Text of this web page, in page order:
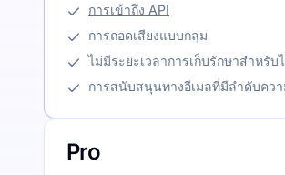
การเข้าถึง API
การถอดเสียงแบบกลุ่ม
ไม่มีระยะเวลาการเก็บรักษาสำหรับ
การสนับสนุนทางอีเมลที่มีลำดับคว
Pro